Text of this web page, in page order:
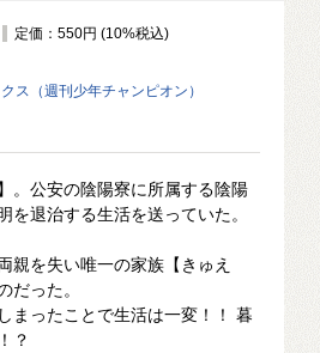
定価：550円 (10%税込)
ス（週刊少年チャンピオン）
。公安の陰陽寮に所属する陰陽
退治する生活を送っていた。
を失い唯一の家族【きゅえ
だった。
まったことで生活は一変！！ 暮
？